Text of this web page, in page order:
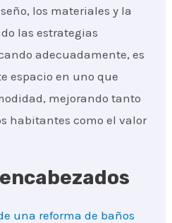
los materiales y la
las estrategias
adecuadamente, es
espacio en uno que
mejorando tanto
habitantes como el valor
una reforma de baños